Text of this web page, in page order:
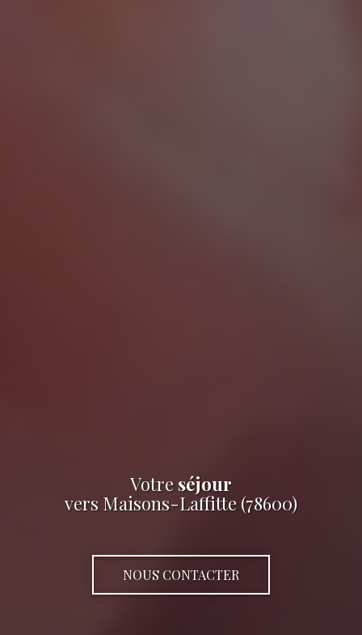
Votre séjour
vers Maisons-Laffitte (78600)
NOUS CONTACTER